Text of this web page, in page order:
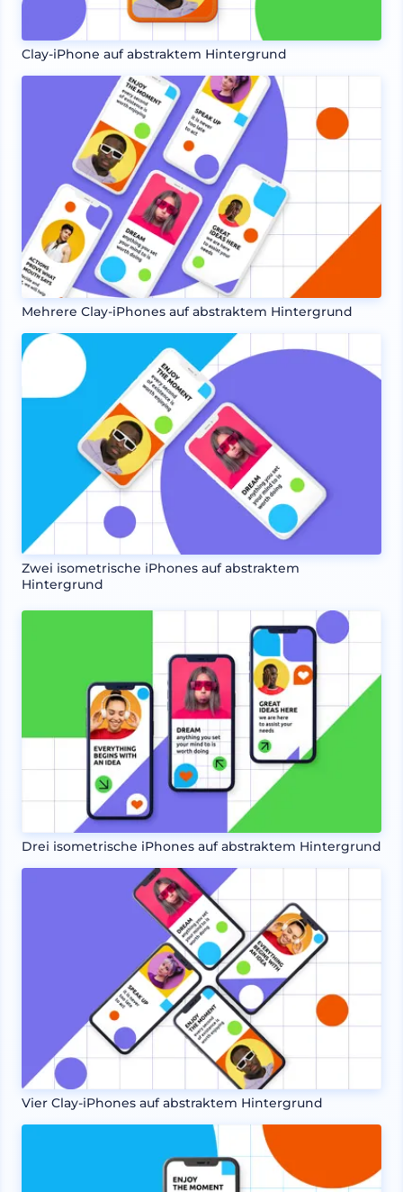
Clay-iPhone auf abstraktem Hintergrund
Mehrere Clay-iPhones auf abstraktem Hintergrund
Zwei isometrische iPhones auf abstraktem
Hintergrund
Drei isometrische iPhones auf abstraktem Hintergrund
Vier Clay-iPhones auf abstraktem Hintergrund